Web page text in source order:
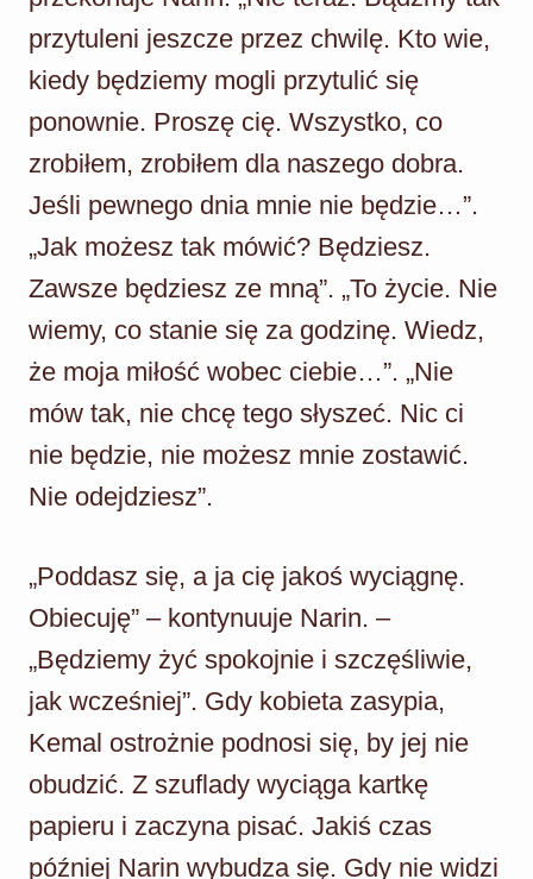
przytuleni jeszcze przez chwilę. Kto wie,
kiedy będziemy mogli przytulić się
ponownie. Proszę cię. Wszystko, co
zrobiłem, zrobiłem dla naszego dobra.
Jeśli pewnego dnia mnie nie będzie…”.
„Jak możesz tak mówić? Będziesz.
Zawsze będziesz ze mną”. „To życie. Nie
wiemy, co stanie się za godzinę. Wiedz,
że moja miłość wobec ciebie…”. „Nie
mów tak, nie chcę tego słyszeć. Nic ci
nie będzie, nie możesz mnie zostawić.
Nie odejdziesz”.
„Poddasz się, a ja cię jakoś wyciągnę.
Obiecuję” – kontynuuje Narin. –
„Będziemy żyć spokojnie i szczęśliwie,
jak wcześniej”. Gdy kobieta zasypia,
Kemal ostrożnie podnosi się, by jej nie
obudzić. Z szuflady wyciąga kartkę
papieru i zaczyna pisać. Jakiś czas
później Narin wybudza się. Gdy nie widzi